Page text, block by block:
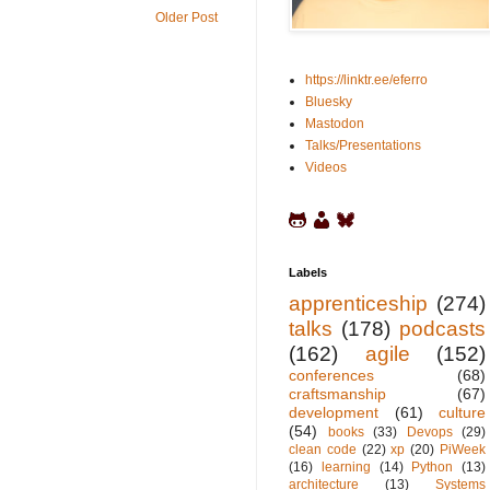
Older Post
https://linktr.ee/eferro
Bluesky
Mastodon
Talks/Presentations
Videos
Labels
apprenticeship (274)
talks (178) podcasts
(162)
agile (152)
conferences
(68)
craftsmanship
(67)
development
(61)
culture
(54)
books (33) Devops
(29)
clean code (22) xp (20) PiWeek
(16) learning (14) Python
(13)
architecture
(13) Systems